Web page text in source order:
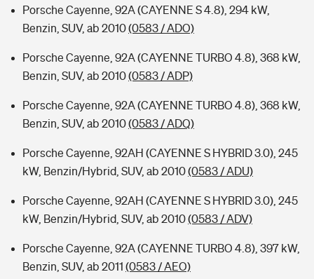
Porsche Cayenne, 92A (CAYENNE S 4.8), 294 kW,
Benzin, SUV, ab 2010(0583 / ADO)
Porsche Cayenne, 92A (CAYENNE TURBO 4.8), 368 kW,
Benzin, SUV, ab 2010(0583 / ADP)
Porsche Cayenne, 92A (CAYENNE TURBO 4.8), 368 kW,
Benzin, SUV, ab 2010(0583 / ADQ)
Porsche Cayenne, 92AH (CAYENNE S HYBRID 3.0), 245
kW, Benzin/Hybrid, SUV, ab 2010(0583 / ADU)
Porsche Cayenne, 92AH (CAYENNE S HYBRID 3.0), 245
kW, Benzin/Hybrid, SUV, ab 2010(0583 / ADV)
Porsche Cayenne, 92A (CAYENNE TURBO 4.8), 397 kW,
Benzin, SUV, ab 2011 (0583 / AEO)